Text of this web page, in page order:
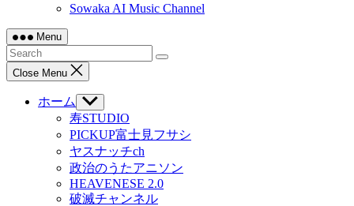
Sowaka AI Music Channel
Menu
Close Menu
ホーム
Show
sub
menu
寿STUDIO
PICKUP富士見フサシ
ヤスナッチch
政治のうたアニソン
HEAVENESE 2.0
破滅チャンネル